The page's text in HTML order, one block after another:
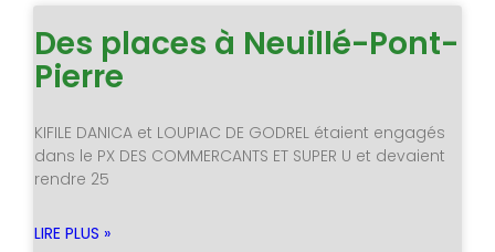
Des places à Neuillé-Pont-
Pierre
KIFILE DANICA et LOUPIAC DE GODREL étaient engagés
dans le PX DES COMMERCANTS ET SUPER U et devaient
rendre 25
LIRE PLUS »